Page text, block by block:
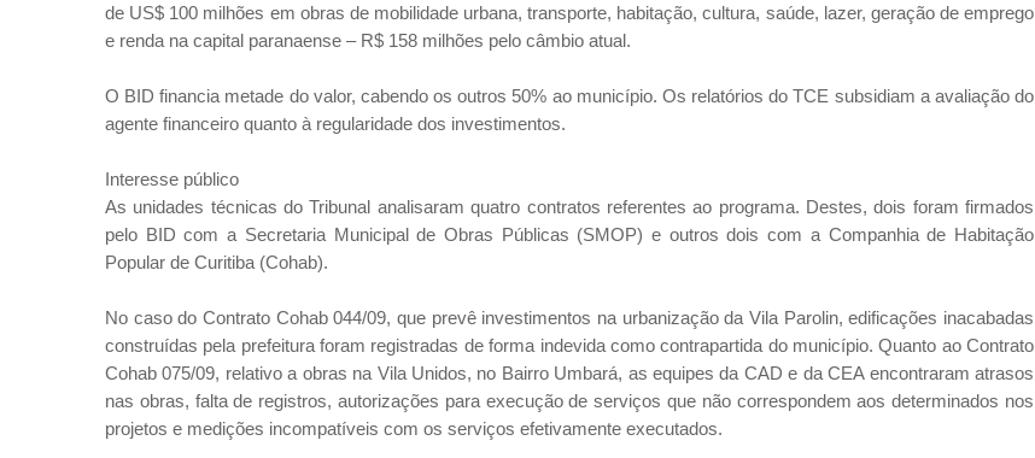
de US$ 100 milhões em obras de mobilidade urbana, transporte, habitação, cultura, saúde, lazer, geração de emprego
e renda na capital paranaense – R$ 158 milhões pelo câmbio atual.
O BID financia metade do valor, cabendo os outros 50% ao município. Os relatórios do TCE subsidiam a avaliação do
agente financeiro quanto à regularidade dos investimentos.
Interesse público
As unidades técnicas do Tribunal analisaram quatro contratos referentes ao programa. Destes, dois foram firmados
pelo BID com a Secretaria Municipal de Obras Públicas (SMOP) e outros dois com a Companhia de Habitação
Popular de Curitiba (Cohab).
No caso do Contrato Cohab 044/09, que prevê investimentos na urbanização da Vila Parolin, edificações inacabadas
construídas pela prefeitura foram registradas de forma indevida como contrapartida do município. Quanto ao Contrato
Cohab 075/09, relativo a obras na Vila Unidos, no Bairro Umbará, as equipes da CAD e da CEA encontraram atrasos
nas obras, falta de registros, autorizações para execução de serviços que não correspondem aos determinados nos
projetos e medições incompatíveis com os serviços efetivamente executados.